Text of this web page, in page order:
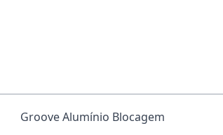
Groove Alumínio Blocagem